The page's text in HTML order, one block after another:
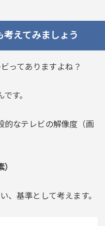
えてみましょう
ってありますよね？
す。
的なテレビの解像度（画
、基準として考えます。